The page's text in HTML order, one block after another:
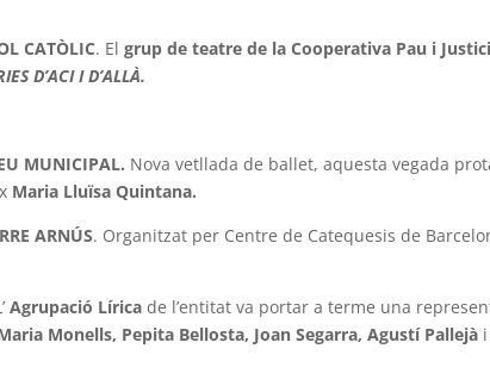
CATÒLIC. El grup de teatre de la Cooperativa Pau i
D’ACI I D’ALLÀ.
MUNICIPAL. Nova vetllada de ballet, aquesta vegada
Maria Lluïsa Quintana.
ARNÚS. Organitzat per Centre de Catequesis de
Agrupació Líricade l’entitat va portar a terme una
Monells, Pepita Bellosta, Joan Segarra, Agustí Pallejài